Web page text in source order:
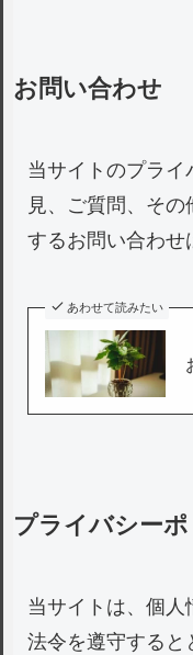
お問い合わせ
当サイトのプラ
見、ご質問、そ
するお問い合わせ
あわせて読みたい
プライバシー
当サイトは、個
法令を遵守すると